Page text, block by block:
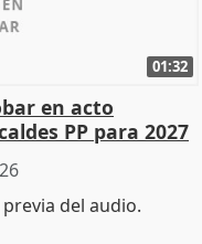
01:32
en acto
PP para 2027